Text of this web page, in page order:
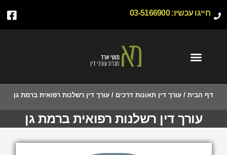
חייגו עכשיו:03-5166900
דף הבית / עורך דין תאונות דרכים / עורך דין רשלנות רפואית ברמת גן
עורך דין רשלנות רפואית ברמת גן